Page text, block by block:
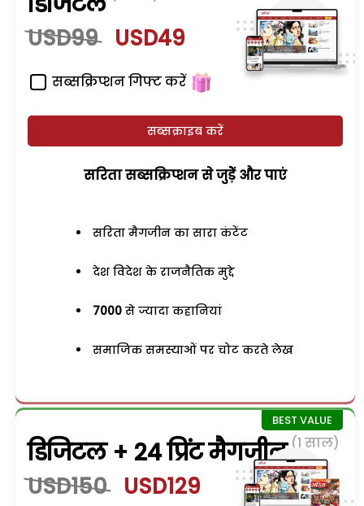
USD99 USD49
सब्सक्रिप्शन गिफ्ट करें
सब्सक्राइब करें
सरिता सब्सक्रिप्शन से जुड़ेें और पाएं
सरिता मैगजीन का सारा कंटेंट
देश विदेश के राजनैतिक मुद्दे
7000 से ज्यादा कहानियां
समाजिक समस्याओं पर चोट करते लेख
डिजिटल + 24 प्रिंट मैगजीन (1 साल)
USD150 USD129